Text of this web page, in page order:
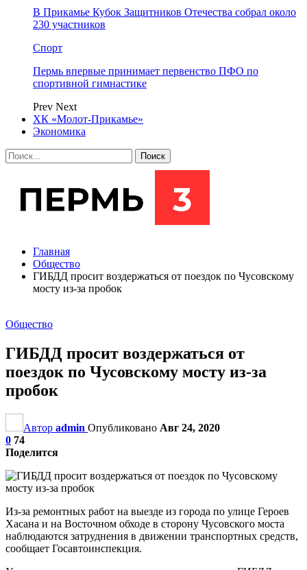
В Прикамье Кубок Защитников Отечества собрал около
230 участников
Спорт
Пермь впервые принимает первенство ПФО по
спортивной гимнастике
Prev Next
ХК «Молот-Прикамье»
Экономика
Главная
Общество
ГИБДД просит воздержаться от поездок по Чусовскому
мосту из-за пробок
Общество
ГИБДД просит воздержаться от
поездок по Чусовскому мосту из-за
пробок
Автор admin Опубликовано Авг 24, 2020
0 74
Поделится
Из-за ремонтных работ на выезде из города по улице Героев
Хасана и на Восточном обходе в сторону Чусовского моста
наблюдаются затруднения в движении транспортных средств,
сообщает Госавтоинспекция.